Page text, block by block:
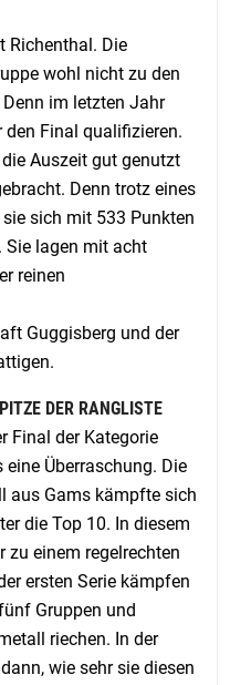
Richenthal. Die
wohl nicht zu den
im letzten Jahr
Final qualifizieren.
Auszeit gut genutzt
Denn trotz eines
sich mit 533 Punkten
Sie lagen mit acht
reinen
Guggisberg und der
DER RANGLISTE
Final der Kategorie
Überraschung. Die
aus Gams kämpfte sich
die Top 10. In diesem
zu einem regelrechten
ersten Serie kämpfen
Gruppen und
riechen. In der
wie sehr sie diesen